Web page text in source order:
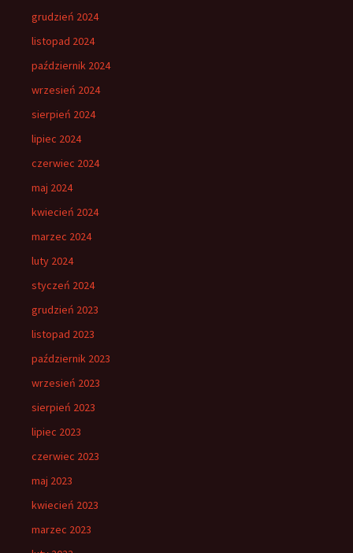
grudzień 2024
listopad 2024
październik 2024
wrzesień 2024
sierpień 2024
lipiec 2024
czerwiec 2024
maj 2024
kwiecień 2024
marzec 2024
luty 2024
styczeń 2024
grudzień 2023
listopad 2023
październik 2023
wrzesień 2023
sierpień 2023
lipiec 2023
czerwiec 2023
maj 2023
kwiecień 2023
marzec 2023